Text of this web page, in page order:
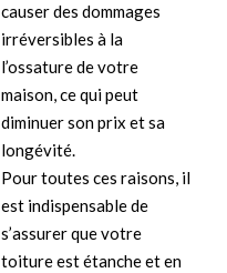
causer des dommages
irréversibles à la
l’ossature de votre
maison, ce qui peut
diminuer son prix et sa
longévité.
Pour toutes ces raisons, il
est indispensable de
s’assurer que votre
toiture est étanche et en